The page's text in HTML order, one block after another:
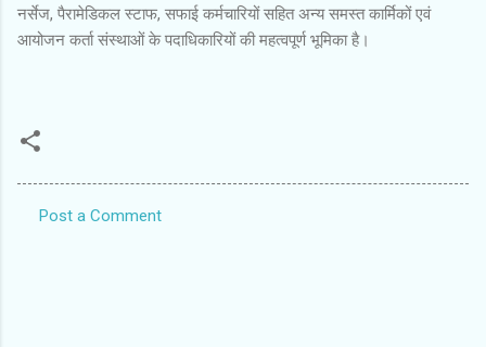
नर्सेज, पैरामेडिकल स्टाफ, सफाई कर्मचारियों सहित अन्य समस्त कार्मिकों एवं
आयोजन कर्ता संस्थाओं के पदाधिकारियों की महत्वपूर्ण भूमिका है।
Post a Comment